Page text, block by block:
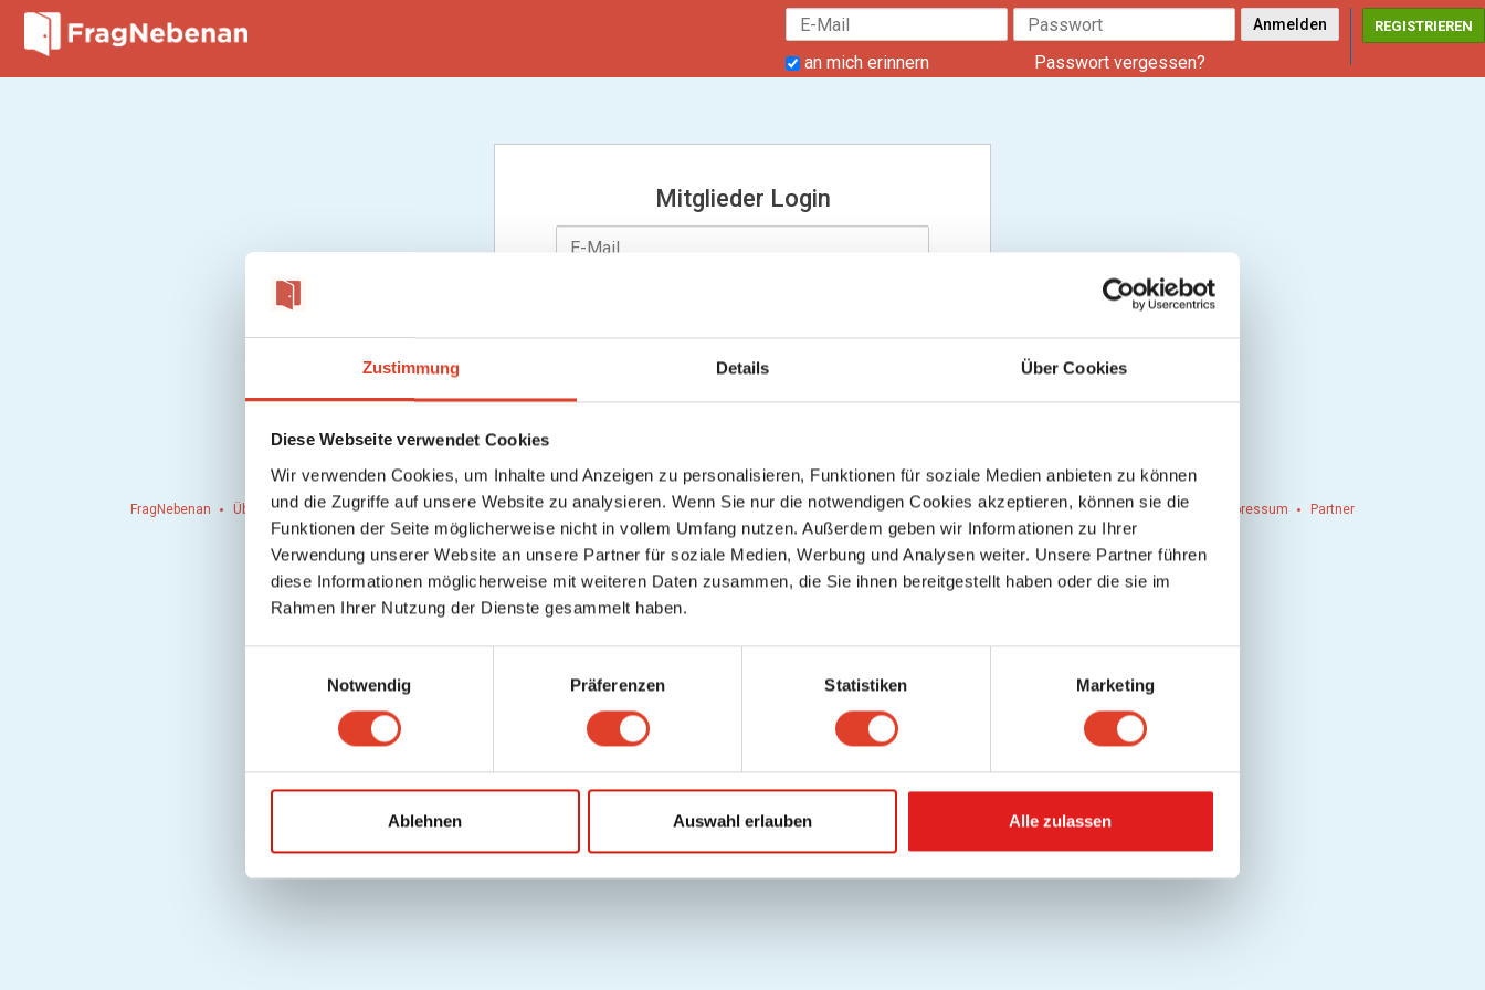
Zustimmung Details Über Cookies
Diese Webseite verwendet Cookies
Wir verwenden Cookies, um Inhalte und Anzeigen zu personalisieren, Funktionen für soziale Medien anbieten zu können
und die Zugriffe auf unsere Website zu analysieren. Wenn Sie nur die notwendigen Cookies akzeptieren, können sie die
Funktionen der Seite möglicherweise nicht in vollem Umfang nutzen. Außerdem geben wir Informationen zu Ihrer
Verwendung unserer Website an unsere Partner für soziale Medien, Werbung und Analysen weiter. Unsere Partner führen
diese Informationen möglicherweise mit weiteren Daten zusammen, die Sie ihnen bereitgestellt haben oder die sie im
Rahmen Ihrer Nutzung der Dienste gesammelt haben.
g
Notwendig Präferenzen Statistiken Marketing
Ablehnen Auswahl erlauben Alle zulassen
an mich erinnern Passwort vergessen?
REGISTRIEREN
Mitglieder Login
an mich erinnern Passwort vergessen?
FragNebenan Über uns Presse Hausordnung Hilfe / FAQ Datenschutz Cookies Nutzungsbedingungen/AGB Gutschein einlösen Werbung Kontakt Impressum Partner
Copyright © 2026 FragNebenan. Alle Rechte vorbehalten.Deutsch